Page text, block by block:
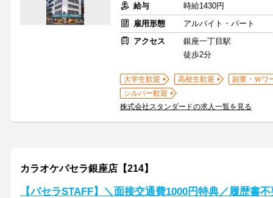
給与
時給1430円
雇用形態
アルバイト・パート
アクセス
銀座一丁目駅
徒歩2分
大学生歓迎 高校生歓迎
副業・Ｗワ
シルバー歓迎
株式会社スタンダードの求人一覧を見る
カラオケパセラ銀座店【214】
【パセラSTAFF】＼面接交通費1000円特典／履歴書